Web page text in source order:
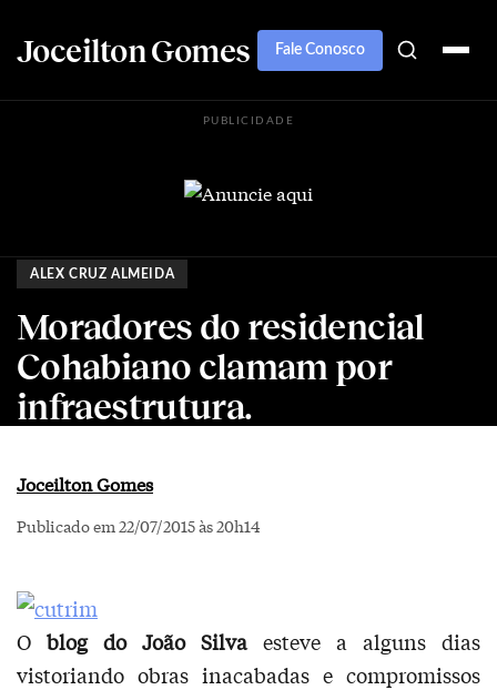
Joceilton Gomes Fale Conosco
PUBLICIDADE
ALEX CRUZ ALMEIDA
Moradores do residencial
Cohabiano clamam por
infraestrutura.
Joceilton Gomes
Publicado em 22/07/2015 às 20h14
O blog do João Silvaesteve a alguns dias
vistoriando obras inacabadas e compromissos